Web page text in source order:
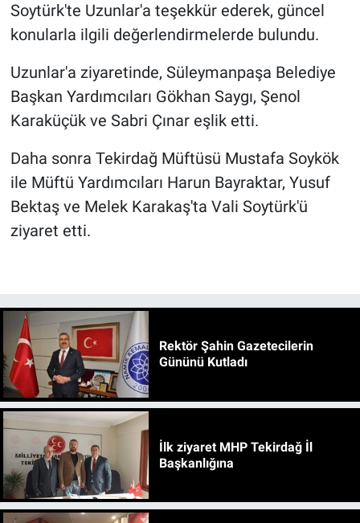
Soytürk'te Uzunlar'a teşekkür ederek, güncel
konularla ilgili değerlendirmelerde bulundu.
Uzunlar'a ziyaretinde, Süleymanpaşa Belediye
Başkan Yardımcıları Gökhan Saygı, Şenol
Karaküçük ve Sabri Çınar eşlik etti.
Daha sonra Tekirdağ Müftüsü Mustafa Soykök
ile Müftü Yardımcıları Harun Bayraktar, Yusuf
Bektaş ve Melek Karakaş'ta Vali Soytürk'ü
ziyaret etti.
Rektör Şahin Gazetecilerin
Gününü Kutladı
İlk ziyaret MHP Tekirdağ İl
Başkanlığına